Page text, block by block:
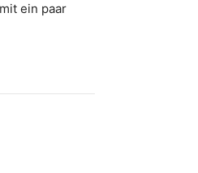
ein paar